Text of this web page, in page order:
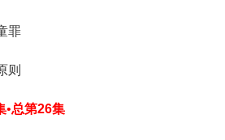
罪
则
•总第26集